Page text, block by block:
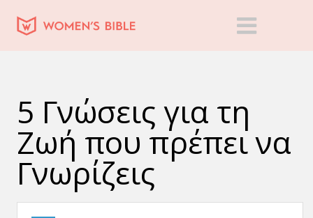
5 Γνώσεις για τη
Ζωή που πρέπει να
Γνωρίζεις